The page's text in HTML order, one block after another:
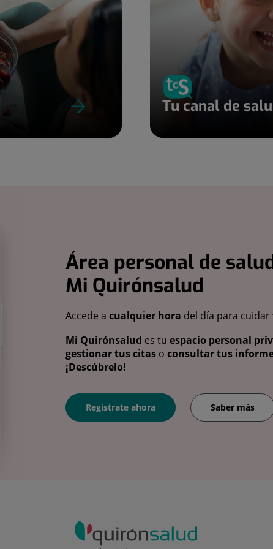
Tu canal de
Área personal de
Mi Quirónsalud
Accede a cualquier hora del día para cuidar
Mi Quirónsalud es tu espacio personal
gestionar tus citas o consultar tus
¡Descúbrelo!
Regístrate ahora Saber más